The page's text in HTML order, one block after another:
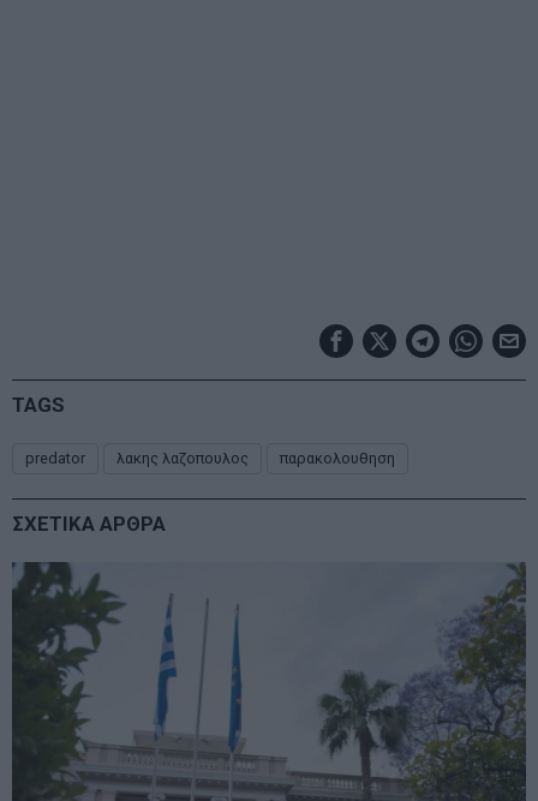
TAGS
predator λακης λαζοπουλος παρακολουθηση
ΣΧΕΤΙΚΑ ΑΡΘΡΑ